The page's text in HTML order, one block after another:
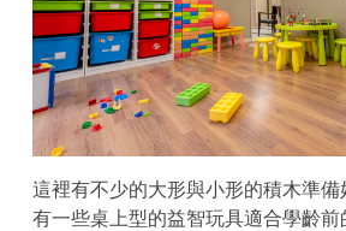
這裡有不少的大形與小形的積木準
有一些桌上型的益智玩具適合學齡